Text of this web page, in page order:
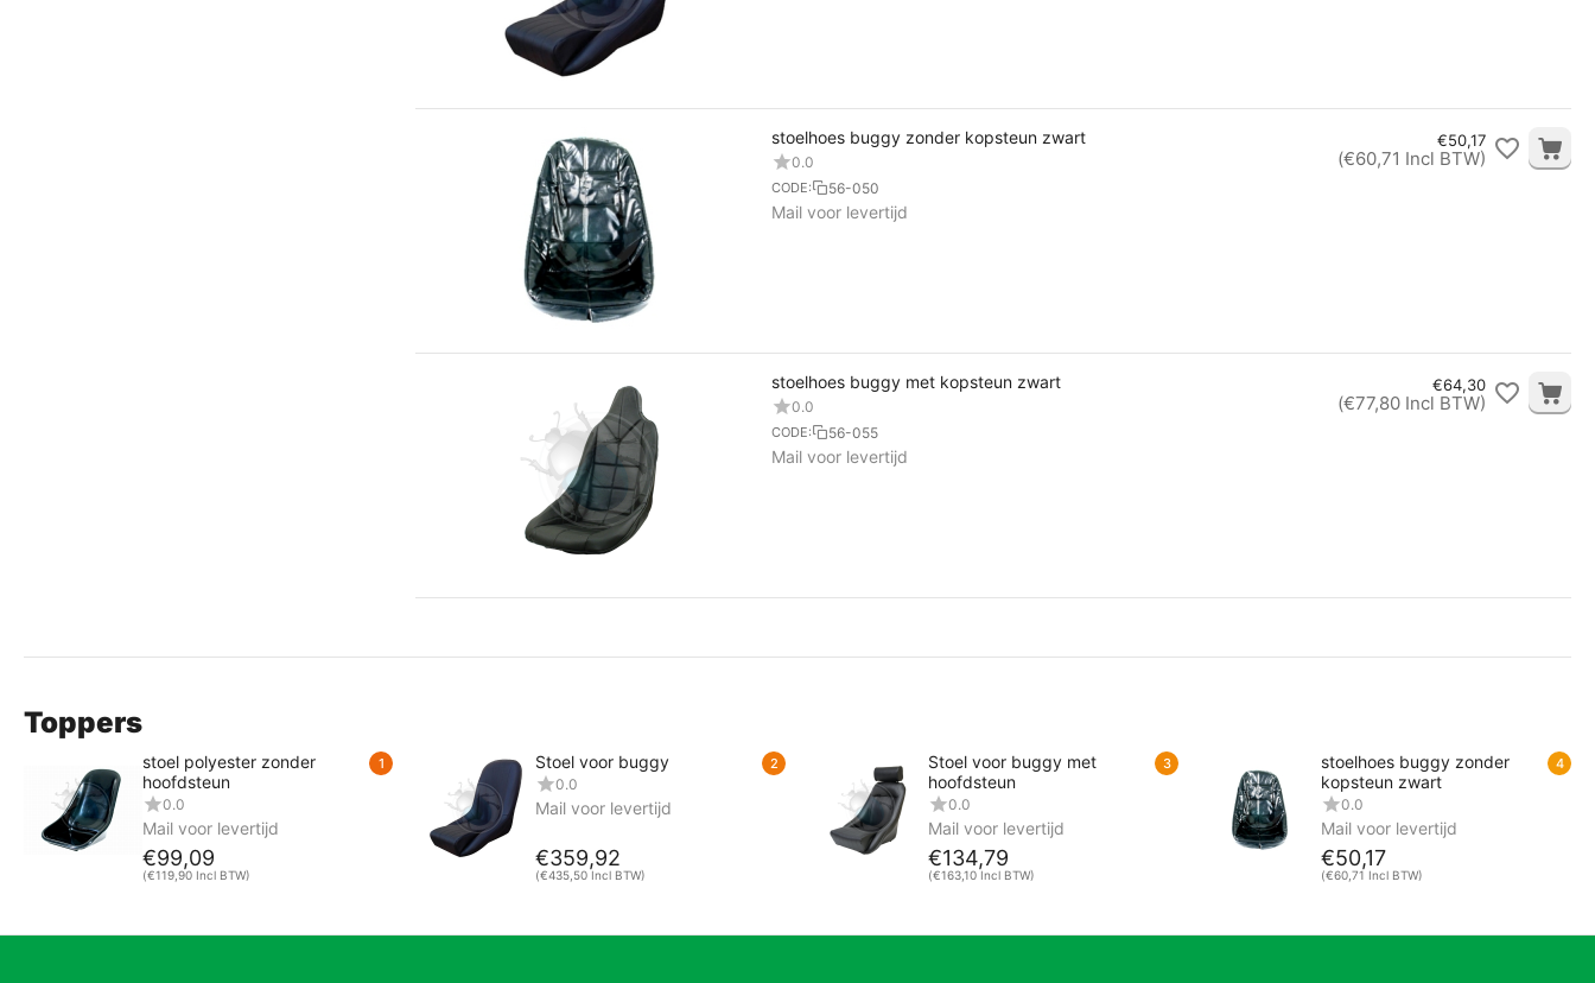
stoelhoes buggy zonder kopsteun zwart
0.0
CODE: 56-050
Mail voor levertijd
€50,17
(€60,71 Incl BTW)
stoelhoes buggy met kopsteun zwart
0.0
CODE: 56-055
Mail voor levertijd
€64,30
(€77,80 Incl BTW)
Toppers
1
stoel polyester zonder
hoofdsteun
0.0
Mail voor levertijd
€99,09
(€119,90 Incl BTW)
2
Stoel voor buggy
0.0
Mail voor levertijd
€359,92
(€435,50Incl BTW)
3
Stoel voor buggy met
hoofdsteun
0.0
Mail voor levertijd
€134,79
(€163,10Incl BTW)
4
stoelhoes buggy zonder
kopsteun zwart
0.0
Mail voor levertijd
€50,17
(€60,71 Incl BTW)